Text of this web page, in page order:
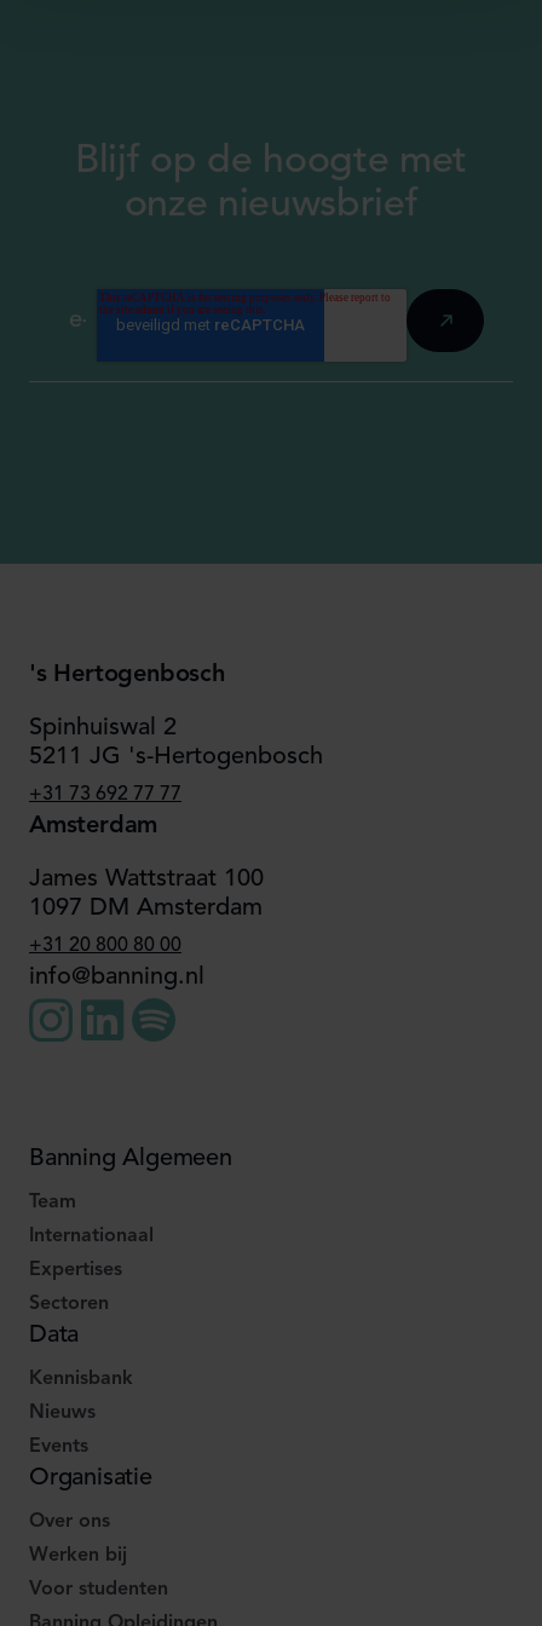
Blijf op de hoogte met
onze nieuwsbrief
's Hertogenbosch
Spinhuiswal 2
5211 JG 's-Hertogenbosch
+31 73 692 77 77
Amsterdam
James Wattstraat 100
1097 DM Amsterdam
+31 20 800 80 00
info@banning.nl
Banning Algemeen
Team
Internationaal
Expertises
Sectoren
Data
Kennisbank
Nieuws
Events
Organisatie
Over ons
Werken bij
Voor studenten